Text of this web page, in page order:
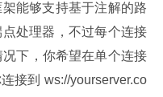
能够支持基于注解的路
处理器，不过每个连接
下，你希望在单个连接
接到 ws://yourserver.co